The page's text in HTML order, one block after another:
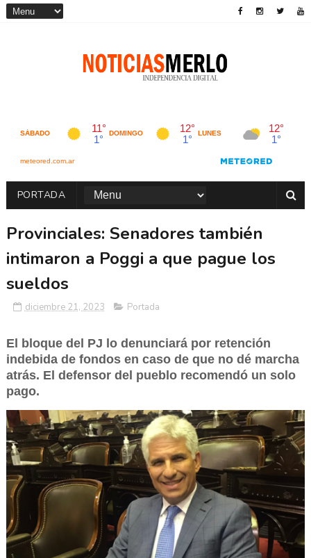
PORTADA
Provinciales: Senadores también
intimaron a Poggi a que pague los
sueldos
diciembre 21, 2023 Portada
El bloque del PJ lo denunciará por retención
indebida de fondos en caso de que no dé marcha
atrás. El defensor del pueblo recomendó un solo
pago.